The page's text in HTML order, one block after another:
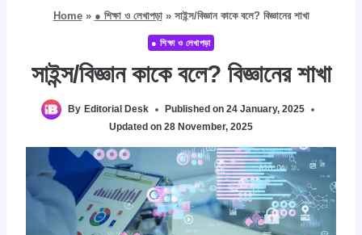
Home» ● শিক্ষা ও লেখাপড়া» সাইন্স/বিজ্ঞান কাকে বলে? বিজ্ঞানের শাখা
● শিক্ষা ও লেখাপড়া
সাইন্স/বিজ্ঞান কাকে বলে? বিজ্ঞানের শাখা
By Editorial Desk Published on 24 January, 2025
Updated on 28 November, 2025